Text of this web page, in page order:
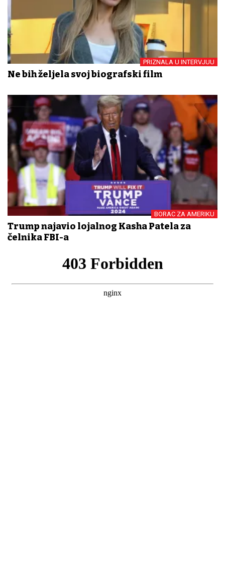
PRIZNALA U INTERVJUU
Ne bih željela svoj biografski film
BORAC ZA AMERIKU
Trump najavio lojalnog Kasha Patela za
čelnika FBI-a